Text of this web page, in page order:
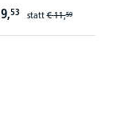
9,53 statt€ 11,59